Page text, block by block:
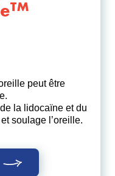
TM
peut être
la lidocaïne et du
soulage l’oreille.